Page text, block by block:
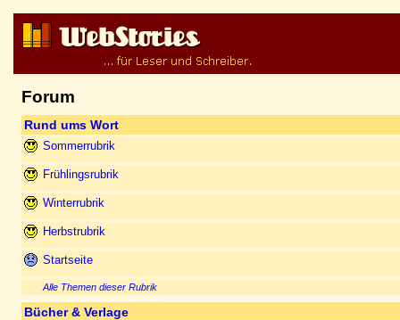
Forum
Rund ums Wort
Sommerrubrik
Frühlingsrubrik
Winterrubrik
Herbstrubrik
Startseite
Alle Themen dieser Rubrik
Bücher & Verlage